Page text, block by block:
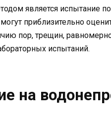
является испытание по
приблизительно
пор, трещин,
испытаний.
на